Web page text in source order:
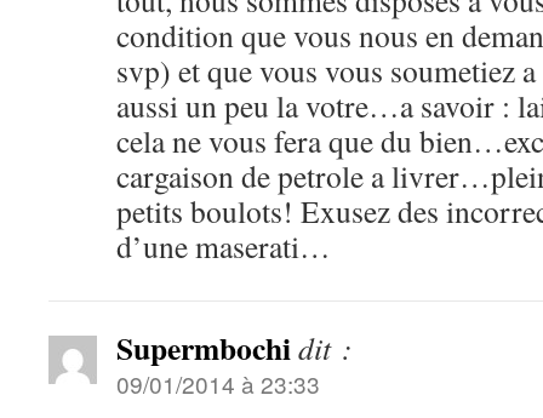
condition que vous nous en
svp) et que vous vous soumetiez
aussi un peu la votre…a savoir :
cela ne vous fera que du
cargaison de petrole a
petits boulots! Exusez des
d’une maserati…
Supermbochidit :
09/01/2014 à 23:33